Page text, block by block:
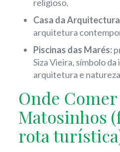
religioso.
Casa da
arquitetura
Piscinas das Marés:
Siza Vieira, símbolo
arquitetura e
Onde
Matosinhos
rota